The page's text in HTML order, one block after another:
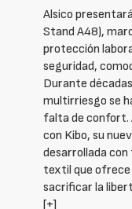
Alsico
Stand A48),
protección
seguridad,
Durante
multirriesgo se
falta de confort.
con Kibo, su
desarrollada con
textil que ofrece
sacrificar la
[+]